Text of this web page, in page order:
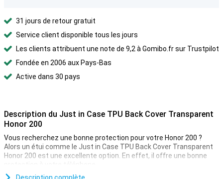
31 jours de retour gratuit
Service client disponible tous les jours
Les clients attribuent une note de 9,2 à Gomibo.fr sur Trustpilot
Fondée en 2006 aux Pays-Bas
Active dans 30 pays
Description du Just in Case TPU Back Cover Transparent
Honor 200
Vous recherchez une bonne protection pour votre Honor 200 ?
Alors un étui comme le Just in Case TPU Back Cover Transparent
Honor 200 est une excellente option. En effet, il offre une bonne
protection à votre téléphone.